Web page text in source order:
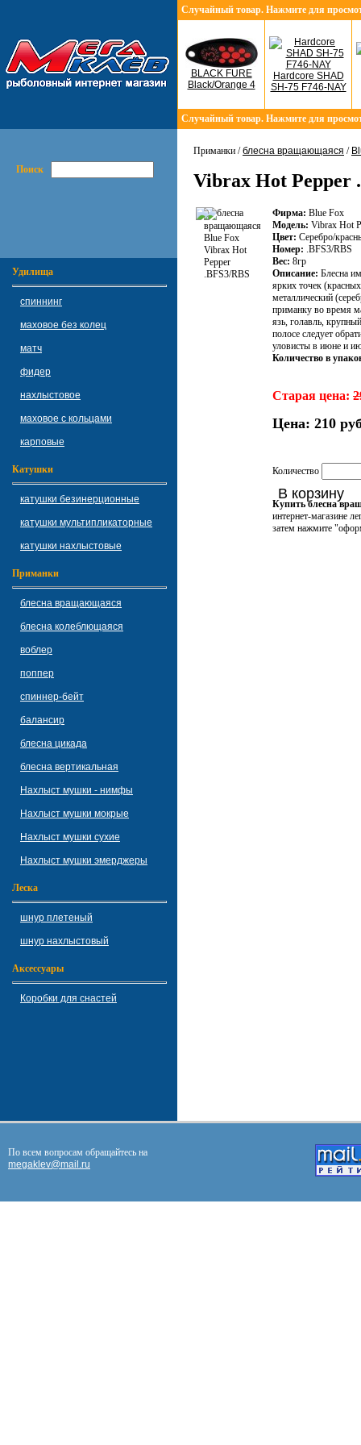
Случайный товар. Нажмите для
BLACK FURE
Black/Orange 4
Hardcore SHAD
SH-75 F746-NAY
Случайный товар. Нажмите для
Поиск
Удилища
спиннинг
маховое без колец
матч
фидер
нахлыстовое
маховое с кольцами
карповые
Катушки
катушки безинерционные
катушки мультипликаторные
катушки нахлыстовые
Приманки
блесна вращающаяся
блесна колеблющаяся
воблер
поппер
спиннер-бейт
балансир
блесна цикада
блесна вертикальная
Нахлыст мушки - нимфы
Нахлыст мушки мокрые
Нахлыст мушки сухие
Нахлыст мушки эмерджеры
Леска
шнур плетеный
шнур нахлыстовый
Аксессуары
Коробки для снастей
Приманки /блесна вращающаяся /
Vibrax Hot Pepper
Фирма: Blue Fox
Модель: Vibrax Hot
Цвет: Серебро/
Номер: .BFS3/RBS
Вес: 8гр
Описание: Блесна
ярких точек
металлический
приманку во время
язь, голавль,
полосе следует
уловисты в июне и
Количество в
Старая цена:
Цена: 210
Количество
В корзину
Купить блесна
интернет-магазине
затем нажмите
По всем вопросам обращайтесь на
megaklev@mail.ru